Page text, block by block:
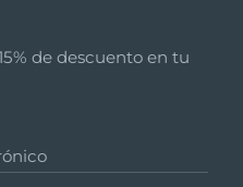
de descuento en tu